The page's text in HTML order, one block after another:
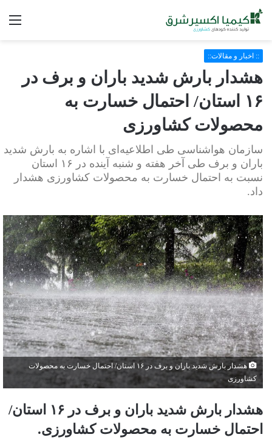
:: اخبار و مقالات::
هشدار بارش شدید باران و برف در
۱۶ استان/ احتمال خسارت به
محصولات کشاورزی
سازمان هواشناسی طی اطلاعیه‌ای با اشاره به بارش شدید
باران و برف طی آخر هفته و شنبه آینده در ۱۶ استان
نسبت به احتمال خسارت به محصولات کشاورزی هشدار
داد.
هشدار بارش شدید باران و برف در ۱۶ استان/ احتمال خسارت به محصولات
کشاورزی
هشدار بارش شدید باران و برف در ۱۶ استان/
احتمال خسارت به محصولات کشاورزی.